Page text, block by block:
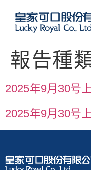
報告種
2025年9月30号
2025年9月30号